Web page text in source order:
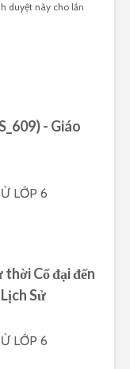
duyệt này cho lần
- Giáo
LỚP 6
Cổ đại đến
Sử
LỚP 6